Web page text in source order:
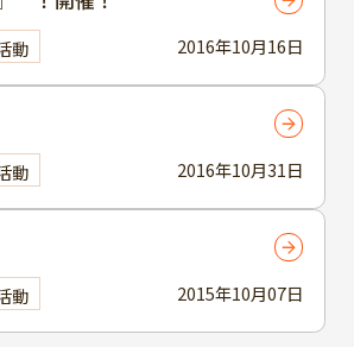
2016年10月16日
動
2016年10月31日
動
2015年10月07日
動